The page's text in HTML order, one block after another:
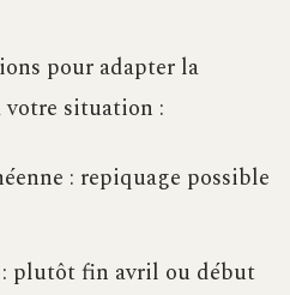
pour adapter la
votre situation :
: repiquage possible
plutôt fin avril ou début